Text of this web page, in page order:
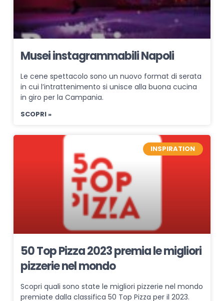
Musei instagrammabili Napoli
Le cene spettacolo sono un nuovo format di serata
in cui l’intrattenimento si unisce alla buona cucina
in giro per la Campania.
SCOPRI »
INSPIRATION
50 Top Pizza 2023 premia le migliori
pizzerie nel mondo
Scopri quali sono state le migliori pizzerie nel mondo
premiate dalla classifica 50 Top Pizza per il 2023.